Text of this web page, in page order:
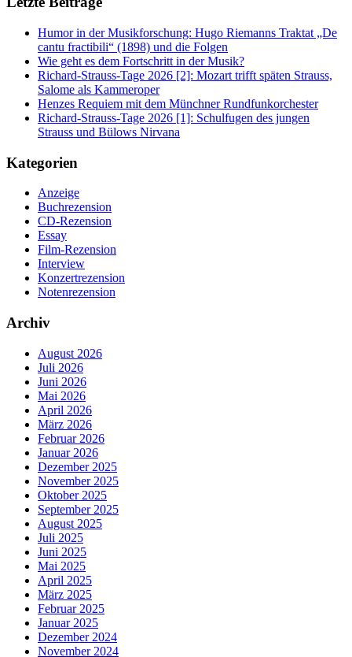
Humor in der Musikforschung: Hugo Riemanns Traktat „De
cantu fractibili“ (1898) und die Folgen
Wie geht es dem Fortschritt in der Musik?
Richard-Strauss-Tage 2026 [2]: Mozart trifft späten Strauss,
Salome als Kammeroper
Henzes Requiem mit dem Münchner Rundfunkorchester
Richard-Strauss-Tage 2026 [1]: Schulfugen des jungen
Strauss und Bülows Nirvana
Kategorien
Anzeige
Buchrezension
CD-Rezension
Essay
Film-Rezension
Interview
Konzertrezension
Notenrezension
Archiv
August 2026
Juli 2026
Juni 2026
Mai 2026
April 2026
März 2026
Februar 2026
Januar 2026
Dezember 2025
November 2025
Oktober 2025
September 2025
August 2025
Juli 2025
Juni 2025
Mai 2025
April 2025
März 2025
Februar 2025
Januar 2025
Dezember 2024
November 2024